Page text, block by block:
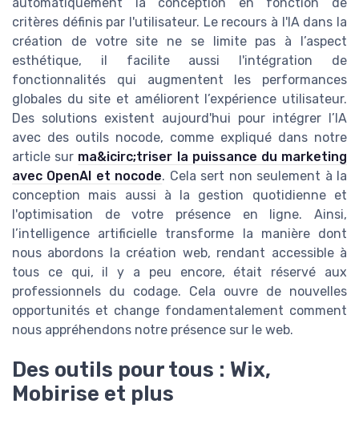
critères définis par l'utilisateur. Le recours à l'IA dans la
création de votre site ne se limite pas à l’aspect
esthétique, il facilite aussi l'intégration de
fonctionnalités qui augmentent les performances
globales du site et améliorent l’expérience utilisateur.
Des solutions existent aujourd'hui pour intégrer l’IA
avec des outils nocode, comme expliqué dans notre
article sur ma&icirc;triser la puissance du marketing
avec OpenAI et nocode. Cela sert non seulement à la
conception mais aussi à la gestion quotidienne et
l'optimisation de votre présence en ligne. Ainsi,
l’intelligence artificielle transforme la manière dont
nous abordons la création web, rendant accessible à
tous ce qui, il y a peu encore, était réservé aux
professionnels du codage. Cela ouvre de nouvelles
opportunités et change fondamentalement comment
nous appréhendons notre présence sur le web.
Des outils pour tous : Wix,
Mobirise et plus